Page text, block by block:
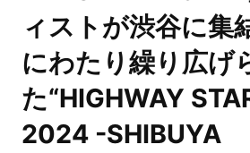
ィストが渋谷に集
にわたり繰り広げ
た“HIGHWAY
2024 -SHIBUYA